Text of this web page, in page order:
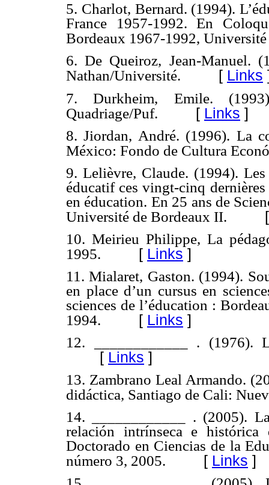
5. Charlot, Bernard. (1994).
France 1957-1992. En
Bordeaux 1967-1992,
6. De Queiroz, Jean-Manuel.
Nathan/Université. [ Links
7. Durkheim, Emile.
Quadriage/Puf. [ Links ]
8. Jiordan, André. (1996). La
México: Fondo de Cultura
9. Lelièvre, Claude. (1994). Les
éducatif ces vingt-cinq
en éducation. En 25 ans de
Université de Bordeaux II.
10. Meirieu Philippe, La
1995. [ Links ]
11. Mialaret, Gaston. (1994).
en place d’un cursus en
sciences de l’éducation :
1994. [ Links ]
12. ____________ . (1976).
[ Links ]
13. Zambrano Leal Armando.
didáctica, Santiago de Cali:
14. ____________ . (2005).
relación intrínseca e histórica
Doctorado en Ciencias de la
número 3, 2005. [ Links ]